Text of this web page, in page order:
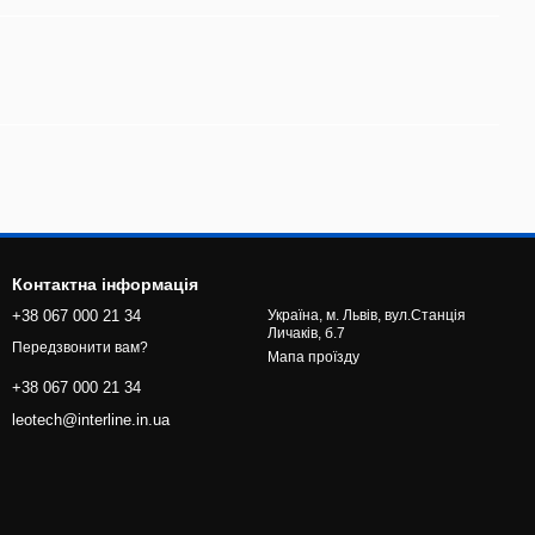
Контактна інформація
+38 067 000 21 34
Передзвонити вам?
+38 067 000 21 34
leotech@interline.in.ua
Україна, м. Львів, вул.Станція
Личаків, б.7
Мапа проїзду